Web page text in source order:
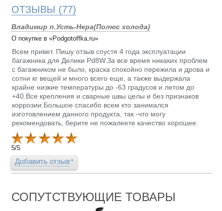
ОТЗЫВЫ (77)
Владимир п.Усть-Нера(Полюс холода)
О покупке в «Podgotoffka.ru»
Всем привет. Пишу отзыв спустя 4 года эксплуатации
багажника для Делики Pd8W.За все время никаких проблем
с багажником не было, краска спокойно пережила и дрова и
сотни кг вещей и много всего еще, а также выдержала
крайне низкие температуры до -63 градусов и летом до
+40.Все крепления и сварные швы целы и без признаков
коррозии.Большое спасибо всем кто занимался
изготовлением данного продукта, так -что могу
рекомендовать, берите не пожалеете качество хорошее.
5/5
Добавить отзыв
СОПУТСТВУЮЩИЕ ТОВАРЫ